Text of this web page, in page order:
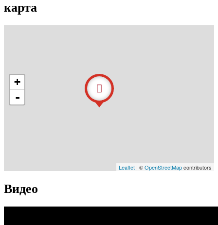
карта
+
-
Leaflet | ©OpenStreetMapcontributors
Видео